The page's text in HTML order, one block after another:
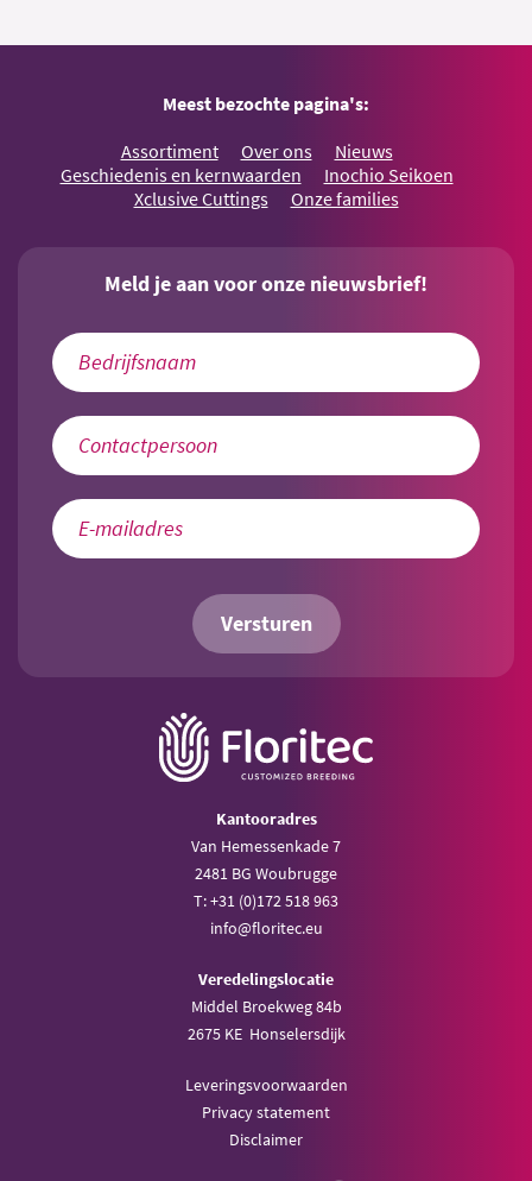
Meest bezochte pagina's:
Assortiment Over ons
Nieuws
Geschiedenis en kernwaarden
Inochio Seikoen
Xclusive Cuttings
Onze families
Meld je aan voor onze nieuwsbrief!
Versturen
Kantooradres
Van Hemessenkade 7
2481 BG Woubrugge
T: +31 (0)172 518 963
info@floritec.eu
Veredelingslocatie
Middel Broekweg 84b
2675 KE Honselersdijk
Leveringsvoorwaarden
Privacy statement
Disclaimer